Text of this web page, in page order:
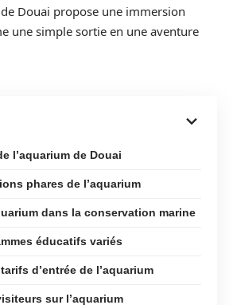
Douai propose une immersion
une simple sortie en une aventure
l’aquarium de Douai
phares de l’aquarium
dans la conservation marine
éducatifs variés
d’entrée de l’aquarium
sur l’aquarium